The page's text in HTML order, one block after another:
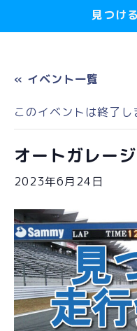
見つけ
« イベント一覧
このイベントは終了し
オートガレー
2023年6月24日